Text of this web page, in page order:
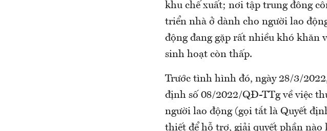
khu chế xuất; nơi tập trung đông
triển nhà ở dành cho người lao
động đang gặp rất nhiều khó khăn
sinh hoạt còn thấp.
Trước tình hình đó, ngày 28/3/
định số 08/2022/QĐ-TTg về việc
người lao động (gọi tắt là Quyết
thiết để hỗ trợ, giải quyết phần